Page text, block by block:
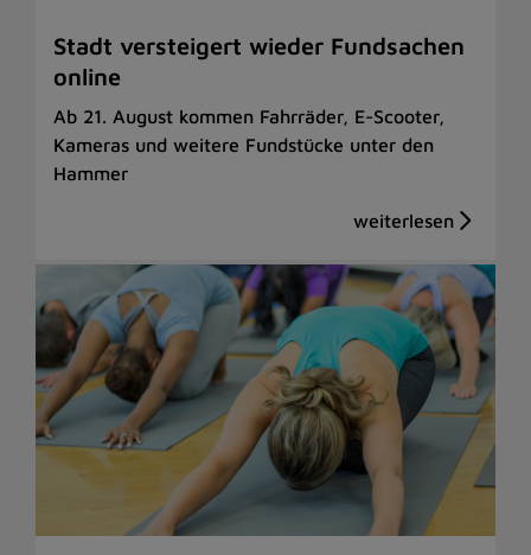
Stadt versteigert wieder Fundsachen
online
Ab 21. August kommen Fahrräder, E-Scooter,
Kameras und weitere Fundstücke unter den
Hammer